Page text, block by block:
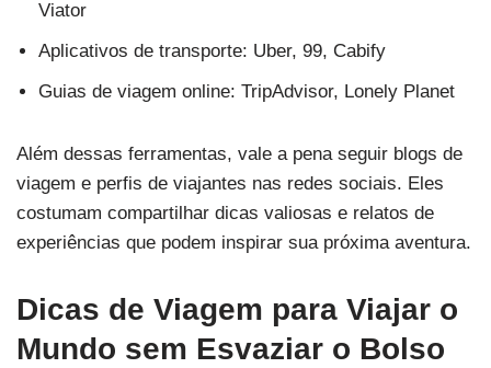
Viator
Aplicativos de transporte: Uber, 99, Cabify
Guias de viagem online: TripAdvisor, Lonely Planet
Além dessas ferramentas, vale a pena seguir blogs de
viagem e perfis de viajantes nas redes sociais. Eles
costumam compartilhar dicas valiosas e relatos de
experiências que podem inspirar sua próxima aventura.
Dicas de Viagem para Viajar o
Mundo sem Esvaziar o Bolso